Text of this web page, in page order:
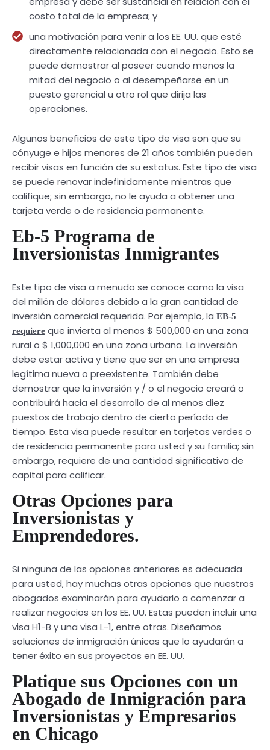
costo total de la empresa; y
una motivación para venir a los EE. UU. que esté
directamente relacionada con el negocio. Esto se
puede demostrar al poseer cuando menos la
mitad del negocio o al desempeñarse en un
puesto gerencial u otro rol que dirija las
operaciones.
Algunos beneficios de este tipo de visa son que su
cónyuge e hijos menores de 21 años también pueden
recibir visas en función de su estatus. Este tipo de visa
se puede renovar indefinidamente mientras que
califique; sin embargo, no le ayuda a obtener una
tarjeta verde o de residencia permanente.
Eb-5 Programa de
Inversionistas Inmigrantes
Este tipo de visa a menudo se conoce como la visa
del millón de dólares debido a la gran cantidad de
inversión comercial requerida. Por ejemplo, la EB-5
requiere que invierta al menos $ 500,000 en una zona
rural o $ 1,000,000 en una zona urbana. La inversión
debe estar activa y tiene que ser en una empresa
legítima nueva o preexistente. También debe
demostrar que la inversión y / o el negocio creará o
contribuirá hacia el desarrollo de al menos diez
puestos de trabajo dentro de cierto período de
tiempo. Esta visa puede resultar en tarjetas verdes o
de residencia permanente para usted y su familia; sin
embargo, requiere de una cantidad significativa de
capital para calificar.
Otras Opciones para
Inversionistas y
Emprendedores.
Si ninguna de las opciones anteriores es adecuada
para usted, hay muchas otras opciones que nuestros
abogados examinarán para ayudarlo a comenzar a
realizar negocios en los EE. UU. Estas pueden incluir una
visa H1-B y una visa L-1, entre otras. Diseñamos
soluciones de inmigración únicas que lo ayudarán a
tener éxito en sus proyectos en EE. UU.
Platique sus Opciones con un
Abogado de Inmigración para
Inversionistas y Empresarios
en Chicago